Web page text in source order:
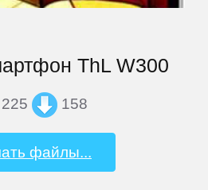
ThL W300
158
файлы...